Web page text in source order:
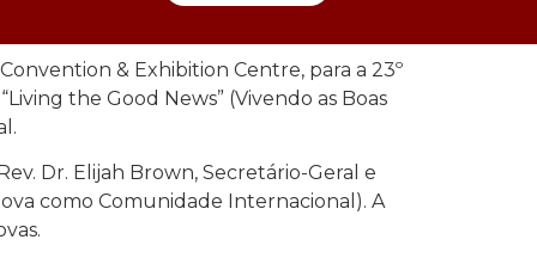
& Exhibition Centre, para a 23º
the Good News” (Vivendo as Boas
Dr. Elijah Brown, Secretário-Geral e
como Comunidade Internacional). A